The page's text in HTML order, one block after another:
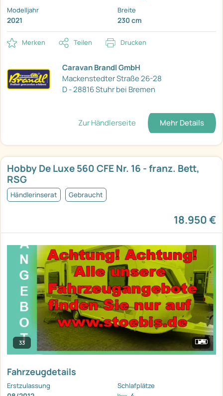
Modelljahr
2021
Breite
230 cm
Merken Teilen Drucken
Caravan Brandl GmbH
Mackenstedter Straße 26-28
D - 28816 Stuhr bei Bremen
Zur Händlerseite Mehr Details
Hobby De Luxe 560 CFE Nr. 16 - franz. Bett,
RSG
Händlerinserat Gebraucht
18.950 €
33
Fahrzeugdetails
Erstzulassung Schlafplätze